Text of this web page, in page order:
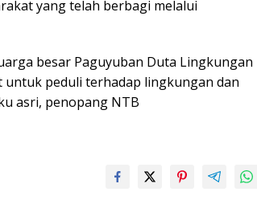
yang telah berbagi melalui
besar Paguyuban Duta Lingkungan
peduli terhadap lingkungan dan
asri, penopang NTB